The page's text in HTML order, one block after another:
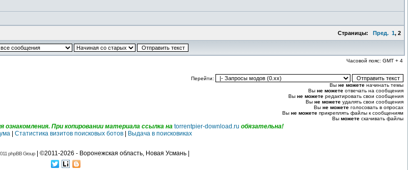
Страницы: Пред. 1, 2
Часовой пояс: GMT + 4
Перейти:
Вы не можете начинать темы
Вы не можете отвечать на сообщения
Вы не можете редактировать свои сообщения
Вы не можете удалять свои сообщения
Вы не можете голосовать в опросах
Вы не можете прикреплять файлы к сообщениям
Вы можете скачивать файлы
При копировании материала ссылка на torrentpier-download.ru обязательна!
| Статистика визитов поисковых ботов| Выдача в поисковиках
phpBB Group| ©2011-2026 - Воронежская область, Новая Усмань |